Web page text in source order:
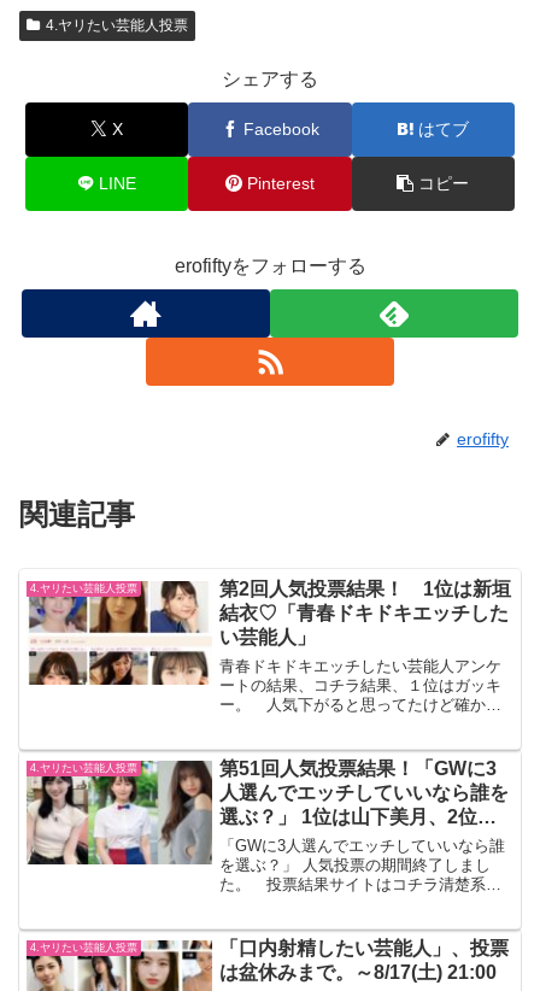
4.ヤリたい芸能人投票
シェアする
X Facebook はてブ
LINE Pinterest コピー
erofiftyをフォローする
erofifty
関連記事
4.ヤリたい芸能人投票
第2回人気投票結果！ 1位は新垣
結衣♡「青春ドキドキエッチした
い芸能人」
青春ドキドキエッチしたい芸能人アンケ
ートの結果、コチラ結果、１位はガッキ
ー。 人気下がると思ってたけど確かに
ホールドで抱きつかれると嬉しい」 っ
て。 わかるけど。２位...
4.ヤリたい芸能人投票
第51回人気投票結果！「GWに3
人選んでエッチしていいなら誰を
選ぶ？」 1位は山下美月、2位は
齋藤飛鳥、3位は吉岡里帆
「GWに3人選んでエッチしていいなら誰
を選ぶ？」 人気投票の期間終了しまし
た。 投票結果サイトはコチラ清楚系、
最高ですね。順位と投票ポイント投票ポ
イント位について1...
4.ヤリたい芸能人投票
「口内射精したい芸能人」、投票
は盆休みまで。～8/17(土) 21:00